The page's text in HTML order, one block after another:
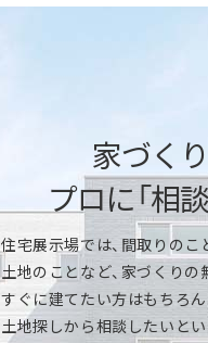
家づく
プロに「相
住宅展示場では、間取りのこ
土地のことなど、家づくり
すぐに建てたい方はもちろ
土地探しから相談したいと
ータだけではわかりにくい
「標準仕様」を体
特別感のあるモデルハウスも
所、浴室、トイレ、収納やイ
ください。機能性、デザイン
いただけます。※商品により